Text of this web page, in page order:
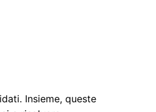
Insieme, queste